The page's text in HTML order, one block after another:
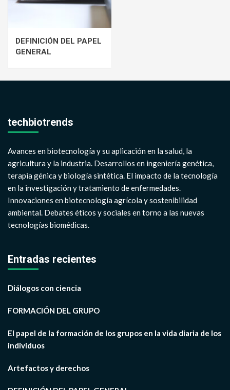
DEFINICIÓN DEL PAPEL
GENERAL
techbiotrends
Avances en biotecnología y su aplicación en la salud, la
agricultura y la industria. Desarrollos en ingeniería genética,
terapia génica y biología sintética. El impacto de la tecnología
en la investigación y tratamiento de enfermedades.
Innovaciones en biotecnología agrícola y sostenibilidad
ambiental. Debates éticos y sociales en torno a las nuevas
tecnologías biomédicas.
Entradas recientes
Diálogos con ciencia
FORMACIÓN DEL GRUPO
El papel de la formación de los grupos en la vida diaria de los
individuos
Artefactos y derechos